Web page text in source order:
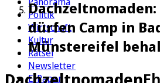
Politik
Wirtschaft
Kultur
Rätsel
Newsletter
E-Paper
dürfen Camp in
Münstereifel